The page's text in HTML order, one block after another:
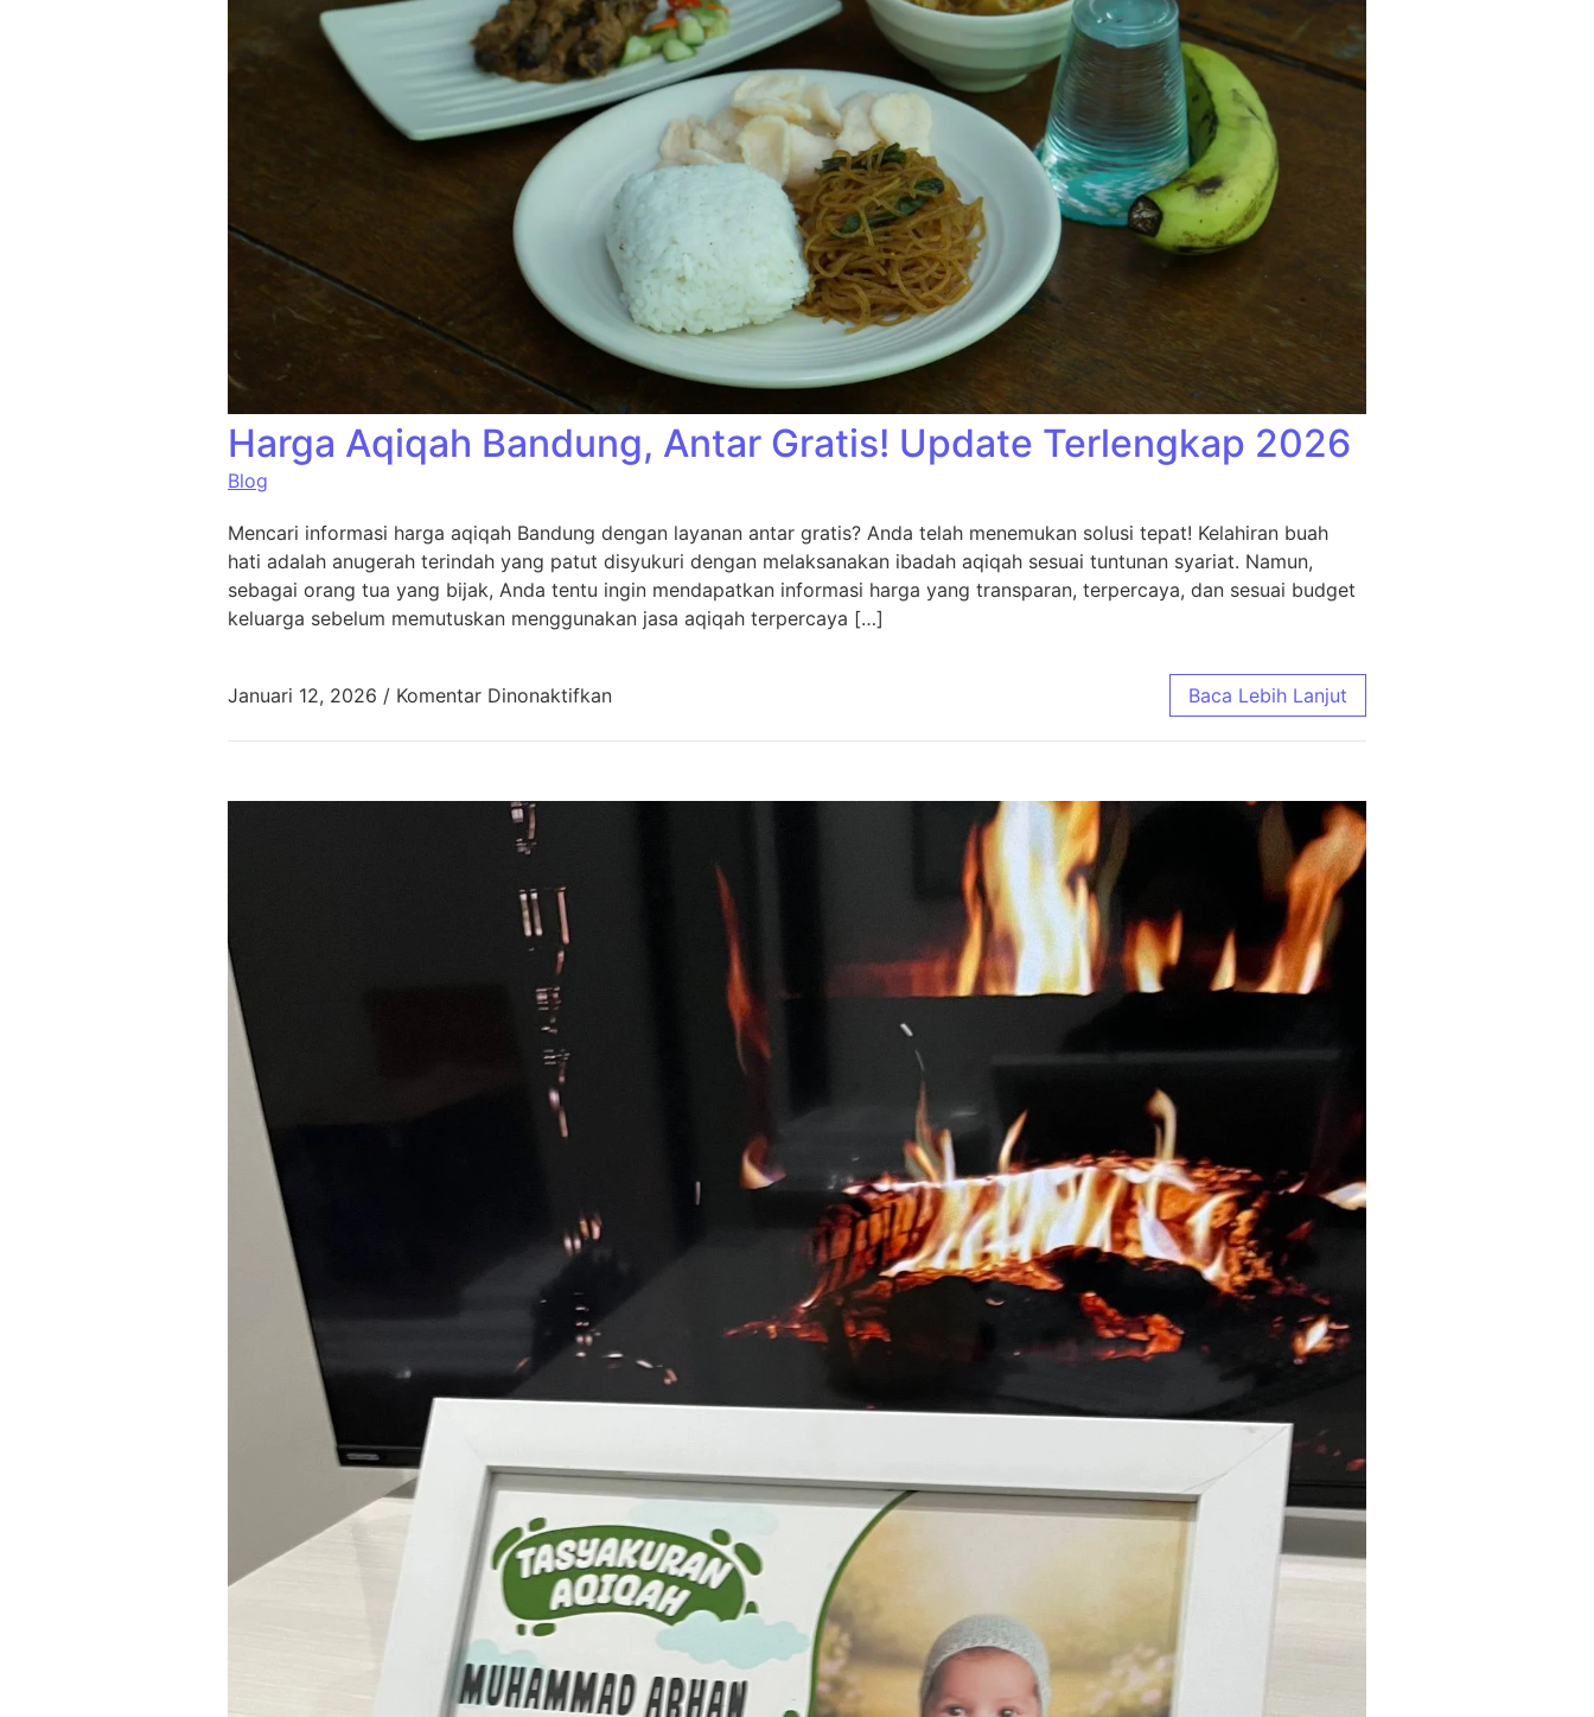
Harga Aqiqah Bandung, Antar Gratis! Update Terlengkap 2026
Blog
Mencari informasi harga aqiqah Bandung dengan layanan antar gratis? Anda telah menemukan solusi tepat! Kelahiran buah
hati adalah anugerah terindah yang patut disyukuri dengan melaksanakan ibadah aqiqah sesuai tuntunan syariat. Namun,
sebagai orang tua yang bijak, Anda tentu ingin mendapatkan informasi harga yang transparan, terpercaya, dan sesuai budget
keluarga sebelum memutuskan menggunakan jasa aqiqah terpercaya […]
Januari 12, 2026 / Komentar Dinonaktifkanpada Harga Aqiqah Bandung, Antar Gratis! Update Terlengkap 2026Baca Lebih Lanjut